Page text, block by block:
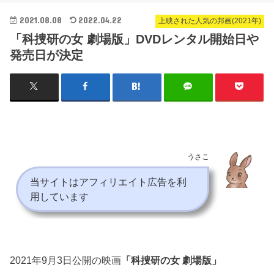
上映された人気の邦画(2021年)
2021.08.08 2022.04.22
「科捜研の女 劇場版」DVDレンタル開始日や
発売日が決定
うさこ
当サイトはアフィリエイト広告を利
用しています
2021年9月3日公開の映画 「科捜研の女 劇場版」